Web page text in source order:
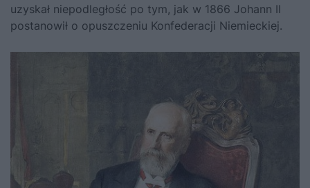
uzyskał niepodległość po tym, jak w 1866 Johann II
postanowił o opuszczeniu Konfederacji Niemieckiej.